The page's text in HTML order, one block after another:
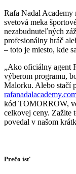
Rafa Nadal Academy
svetová meka
nezabudnuteľných
profesionálny hráč
– toto je miesto, kde
„Ako oficiálny agent
výberom programu,
Malorku. Alebo stačí
kód TOMORROW,
celkovej ceny. Zažite
povedal v našom
Prečo ísť